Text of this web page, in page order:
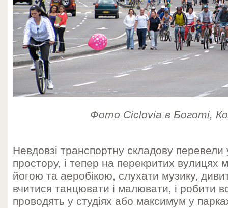
Фото Ciclovia в Боготі,
Невдовзі транспортну складову
простору, і тепер на перекритих вулицях
йогою та аеробікою, слухати музику,
вчитися танцювати і малювати, і робити
проводять у студіях або максимум у